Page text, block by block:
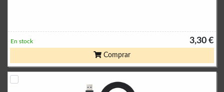
3,30 €
En stock
Comprar